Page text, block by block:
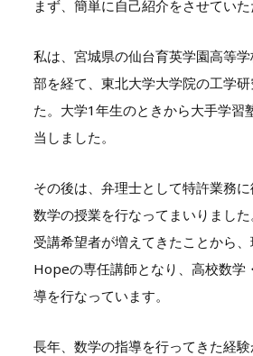
まず、簡単に自己紹介をさせていた
私は、宮城県の仙台育英学園高等
部を経て、東北大学大学院の工学
た。大学1 年生のときから大手学習
当しました。
その後は、弁理士として特許業務
数学の授業を行なってまいりまし
受講希望者が増えてきたことから
Hopeの専任講師となり、高校数学
導を行なっています。
長年、数学の指導を行ってきた経